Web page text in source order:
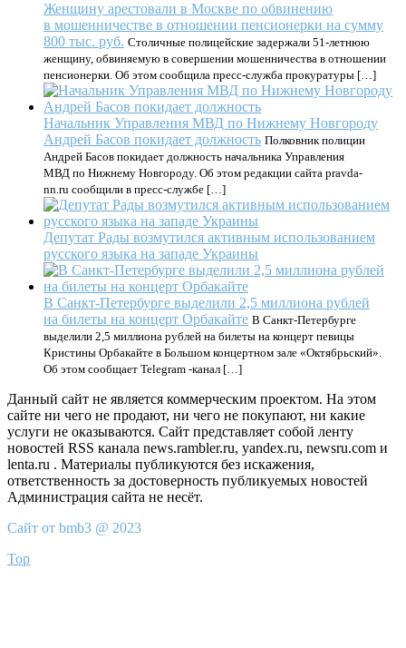
Женщину арестовали в Москве по обвинению
в мошенничестве в отношении пенсионерки на сумму
800 тыс. руб. Столичные полицейские задержали 51-летнюю
женщину, обвиняемую в совершении мошенничества в отношении
пенсионерки. Об этом сообщила пресс-служба прокуратуры […]
Начальник Управления МВД по Нижнему Новгороду
Андрей Басов покидает должность Полковник полиции
Андрей Басов покидает должность начальника Управления
МВД по Нижнему Новгороду. Об этом редакции сайта pravda-
nn.ru сообщили в пресс-службе […]
Депутат Рады возмутился активным использованием
русского языка на западе Украины
В Санкт-Петербурге выделили 2,5 миллиона рублей
на билеты на концерт Орбакайте В Санкт-Петербурге
выделили 2,5 миллиона рублей на билеты на концерт певицы
Кристины Орбакайте в Большом концертном зале «Октябрьский».
Об этом сообщает Telegram -канал […]
Данный сайт не является коммерческим проектом. На этом
сайте ни чего не продают, ни чего не покупают, ни какие
услуги не оказываются. Сайт представляет собой ленту
новостей RSS канала news.rambler.ru, yandex.ru, newsru.com и
lenta.ru . Материалы публикуются без искажения,
ответственность за достоверность публикуемых новостей
Администрация сайта не несёт.
Сайт от bmb3 @ 2023
Top